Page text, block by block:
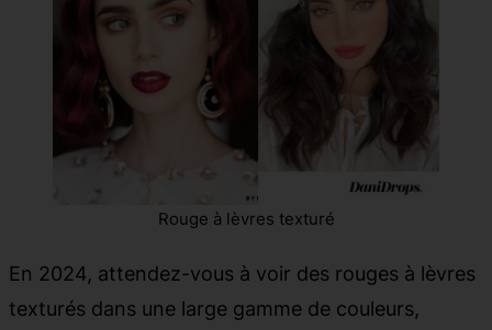
Rouge à lèvres texturé
En 2024, attendez-vous à voir des rouges à lèvres
texturés dans une large gamme de couleurs,